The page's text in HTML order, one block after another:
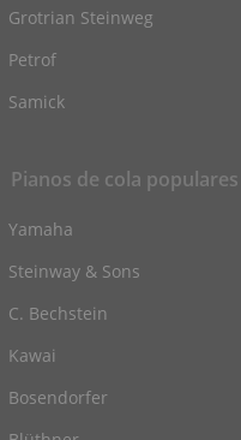
Grotrian Steinweg
Petrof
Samick
Pianos de cola populares
Yamaha
Steinway & Sons
C. Bechstein
Kawai
Bosendorfer